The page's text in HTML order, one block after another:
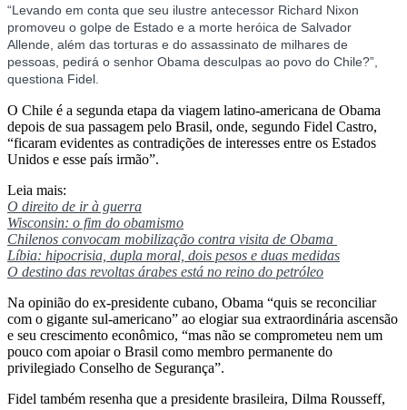
pedirá
desculpas
ao
Chile
por
golpe
contra
Allende
“Levando em conta que seu ilustre antecessor Richard Nixon
promoveu o golpe de Estado e a morte heróica de Salvador
Allende, além das torturas e do assassinato de milhares de
pessoas, pedirá o senhor Obama desculpas ao povo do Chile?”,
questiona Fidel.
O Chile é a segunda etapa da viagem latino-americana de Obama
depois de sua passagem pelo Brasil, onde, segundo Fidel Castro,
“ficaram evidentes as contradições de interesses entre os Estados
Unidos e esse país irmão”.
Leia mais:
O direito de ir à guerra
Wisconsin: o fim do obamismo
Chilenos convocam mobilização contra visita de Obama
Líbia: hipocrisia, dupla moral, dois pesos e duas medidas
O destino das revoltas árabes está no reino do petróleo
Na opinião do ex-presidente cubano, Obama “quis se reconciliar
com o gigante sul-americano” ao elogiar sua extraordinária ascensão
e seu crescimento econômico, “mas não se comprometeu nem um
pouco com apoiar o Brasil como membro permanente do
privilegiado Conselho de Segurança”.
Fidel também resenha que a presidente brasileira, Dilma Rousseff,